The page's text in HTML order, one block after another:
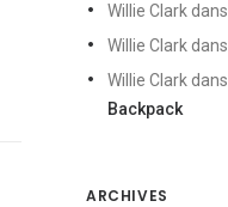
Willie Clark dans
Willie Clark dans
Willie Clark dans
Backpack
ARCHIVES